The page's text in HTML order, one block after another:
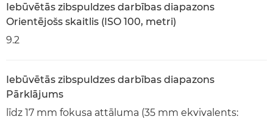
Iebūvētās zibspuldzes darbības diapazons
Orientējošs skaitlis (ISO 100, metri)
9.2
Iebūvētās zibspuldzes darbības diapazons
Pārklājums
līdz 17 mm fokusa attāluma (35 mm ekvivalents: